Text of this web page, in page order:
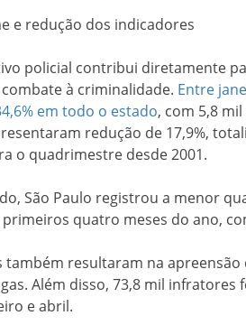
e redução dos indicadores
policial contribui diretamente
à criminalidade. Entre
em todo o estado, com 5,8
redução de 17,9%,
o quadrimestre desde 2001.
São Paulo registrou a menor
quatro meses do ano,
também resultaram na apreensão
Além disso, 73,8 mil
e abril.